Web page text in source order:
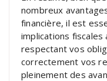
nombreux
financière, il est
implications fiscales
respectant vos
correctement vos
pleinement des